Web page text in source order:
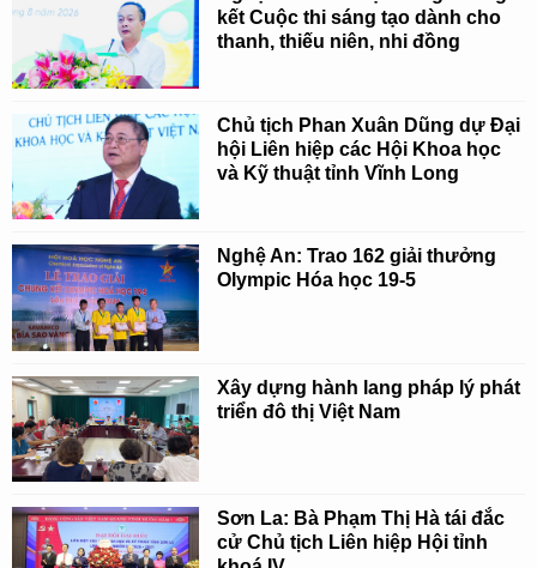
kết Cuộc thi sáng tạo dành cho
thanh, thiếu niên, nhi đồng
Chủ tịch Phan Xuân Dũng dự Đại
hội Liên hiệp các Hội Khoa học
và Kỹ thuật tỉnh Vĩnh Long
Nghệ An: Trao 162 giải thưởng
Olympic Hóa học 19-5
Xây dựng hành lang pháp lý phát
triển đô thị Việt Nam
Sơn La: Bà Phạm Thị Hà tái đắc
cử Chủ tịch Liên hiệp Hội tỉnh